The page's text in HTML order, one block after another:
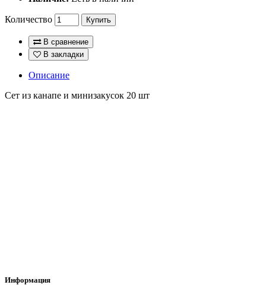
Количество Купить
В сравнение
В закладки
Описание
Сет из канапе и минизакусок 20 шт
Информация